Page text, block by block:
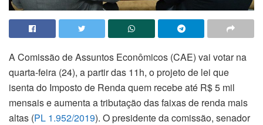
A Comissão de Assuntos Econômicos (CAE) vai votar na
quarta-feira (24), a partir das 11h, o projeto de lei que
isenta do Imposto de Renda quem recebe até R$ 5 mil
mensais e aumenta a tributação das faixas de renda mais
altas (PL 1.952/2019). O presidente da comissão, senador